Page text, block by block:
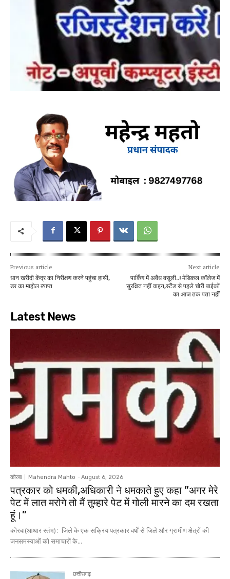
Previous article
धान खरीदी केंद्र का निरीक्षण करने पहुंचा हाथी,
डर का माहोल ब्याप्त
Next article
पार्किंग में अवैध वसूली..! मेडिकल कॉलेज में
सुरक्षित नहीं वाहन,स्टैंड से पहले चोरी बाईकों
का आज तक पता नहीं
Latest News
कोरबा Mahendra Mahto - August 6, 2026
पत्रकार को धमकी,अधिकारी ने धमकाते हुए कहा ”अगर मेरे
पेट में लात मरोगे तो मैं तुम्हारे पेट में गोली मारने का दम रखता
हूं।”
कोरबा(आधार स्तंभ) : जिले के एक सक्रिय पत्रकार वर्षों से जिले और ग्रामीण क्षेत्रों की
जनसमस्याओं को समाचारों के...
छत्तीसगढ़